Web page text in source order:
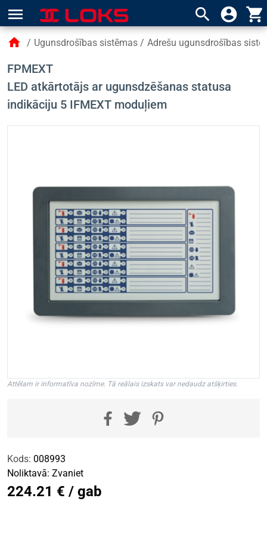
menu search account_circle shopping_cart
home / Ugunsdrošības sistēmas / Adrešu ugunsdrošības
FPMEXT
LED atkārtotājs ar ugunsdzēšanas statusa
indikāciju 5 IFMEXT moduļiem
Attēlam ir informatīva nozīme. Tā reālais izskats var nedaudz atšķirties.
Kods: 008993
Noliktavā: Zvaniet
224.21 € / gab